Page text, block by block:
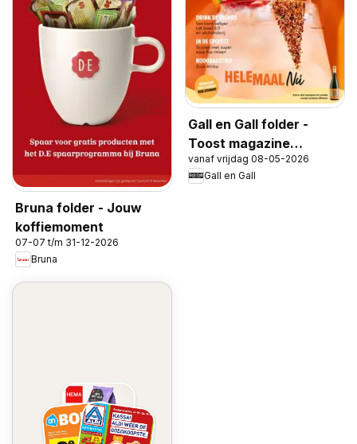
Bruna folder - Jouw
koffiemoment
07-07 t/m 31-12-2026
Bruna
Gall en Gall folder -
Toost magazine
voorjaar 2026
vanaf vrijdag 08-05-2026
Gall en Gall